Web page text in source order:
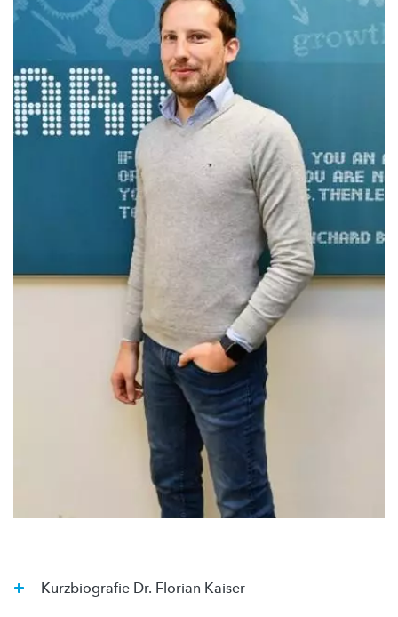
Kurzbiografie Dr. Florian Kaiser